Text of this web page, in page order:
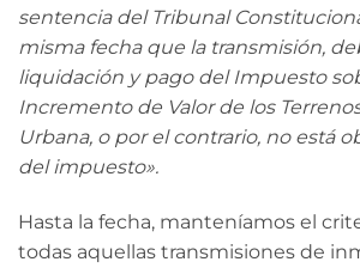
sentencia del Tribunal
misma fecha que la transmisión,
liquidación y pago del Impuesto
Incremento de Valor de los
Urbana, o por el contrario, no está
del impuesto».
Hasta la fecha, manteníamos el
todas aquellas transmisiones de